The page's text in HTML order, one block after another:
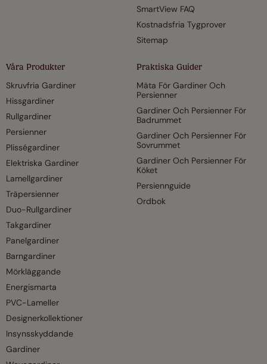
SmartView FAQ
Kostnadsfria Tygprover
Sitemap
Våra Produkter
Skruvfria Gardiner
Hissgardiner
Rullgardiner
Persienner
Plisségardiner
Elektriska Gardiner
Lamellgardiner
Träpersienner
Duo-Rullgardiner
Takgardiner
Panelgardiner
Barngardiner
Mörkläggande
Energismarta
PVC-Lameller
Designerkollektioner
Insynsskyddande
Gardiner
Praktiska Guider
Mäta För Gardiner Och
Persienner
Gardiner Och Persienner För
Badrummet
Gardiner Och Persienner För
Sovrummet
Gardiner Och Persienner För
Köket
Persiennguide
Ordbok